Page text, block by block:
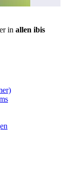
in allen ibis